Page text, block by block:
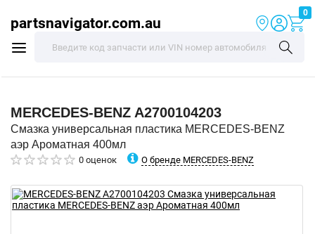
partsnavigator.com.au
0
MERCEDES-BENZ A2700104203
Смазка универсальная пластика MERCEDES-BENZ
аэр Ароматная 400мл
0 оценок О бренде MERCEDES-BENZ